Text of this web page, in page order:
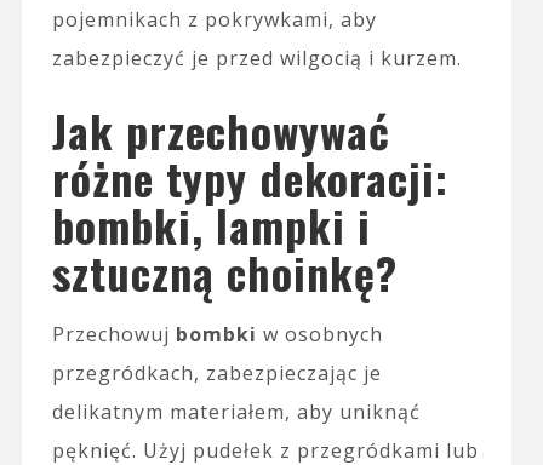
pojemnikach z pokrywkami, aby
zabezpieczyć je przed wilgocią i kurzem.
Jak przechowywać
różne typy dekoracji:
bombki, lampki i
sztuczną choinkę?
Przechowuj bombki w osobnych
przegródkach, zabezpieczając je
delikatnym materiałem, aby uniknąć
pęknięć. Użyj pudełek z przegródkami lub